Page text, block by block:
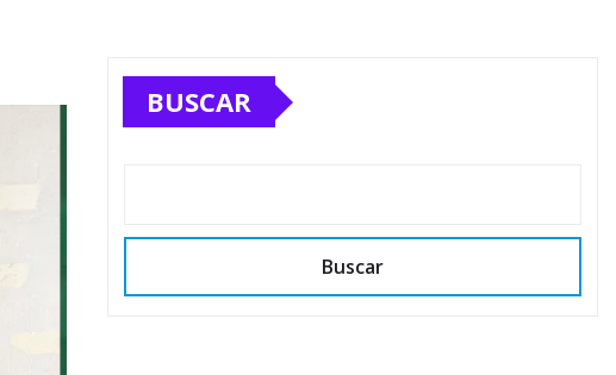
BUSCAR
Buscar